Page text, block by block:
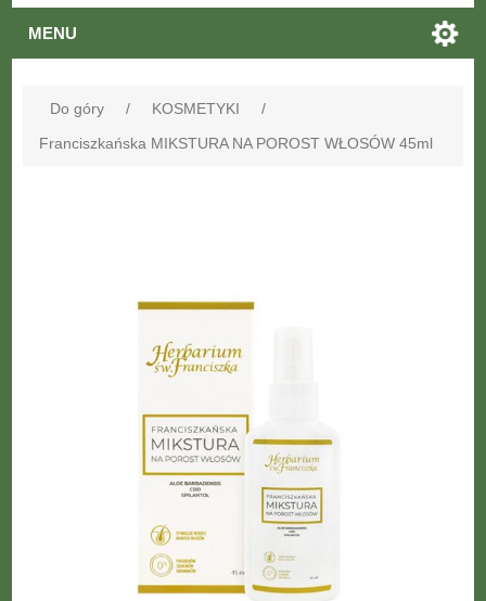
MENU
Do góry / KOSMETYKI
/
Franciszkańska MIKSTURA NA POROST WŁOSÓW 45ml